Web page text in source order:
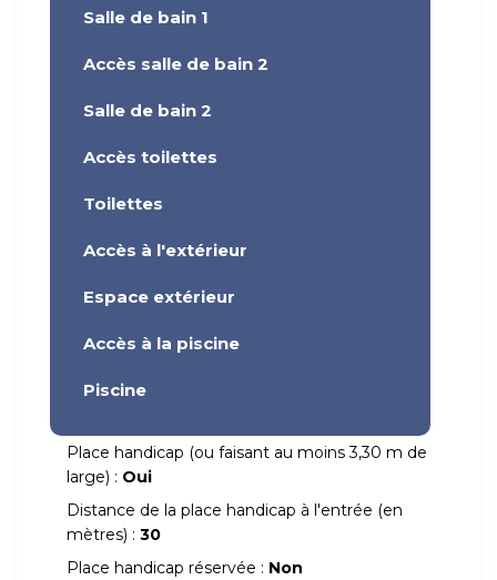
Salle de bain 1
Accès salle de bain 2
Salle de bain 2
Accès toilettes
Toilettes
Accès à l'extérieur
Espace extérieur
Accès à la piscine
Piscine
Place handicap (ou faisant au moins 3,30 m de
large) : Oui
Distance de la place handicap à l'entrée (en
mètres) : 30
Place handicap réservée : Non